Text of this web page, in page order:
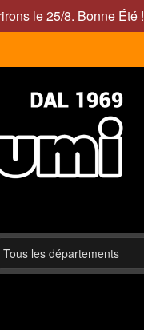
le 25/8. Bonne Été !